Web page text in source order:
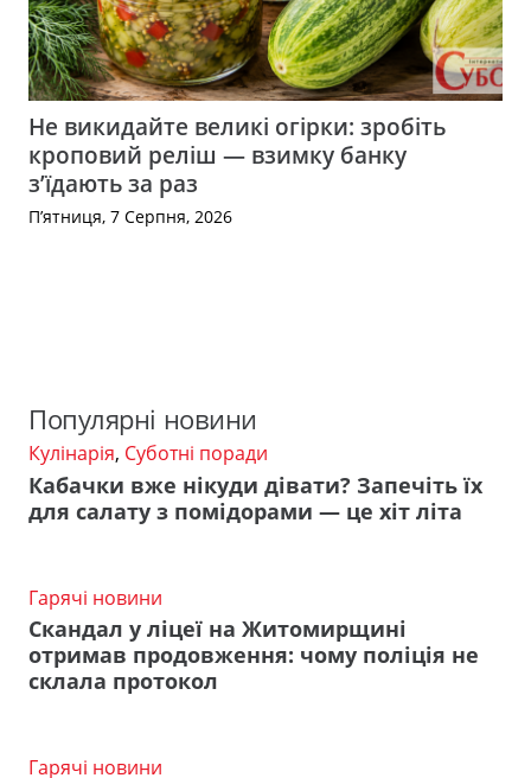
Не викидайте великі огірки: зробіть
кроповий реліш — взимку банку
з’їдають за раз
П’ятниця, 7 Серпня, 2026
Популярні новини
Кулінарія, Суботні поради
Кабачки вже нікуди дівати? Запечіть їх
для салату з помідорами — це хіт літа
Гарячі новини
Скандал у ліцеї на Житомирщині
отримав продовження: чому поліція не
склала протокол
Гарячі новини